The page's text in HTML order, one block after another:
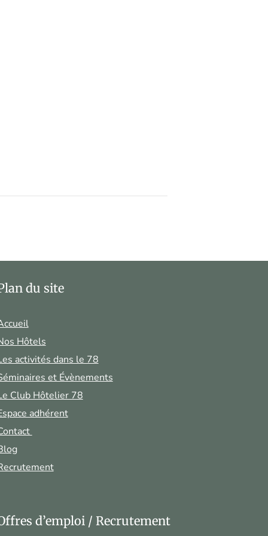
du site
Hôtels
activités dans le 78
et Évènements
Club Hôtelier 78
adhérent
d’emploi / Recrutement